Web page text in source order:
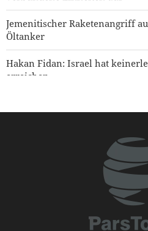
Jemenitischer Raketenangriff
Öltanker
Hakan Fidan: Israel hat
erreichen
der Verschwörungen der
Präsident Pezeshkian: Iran
der palästinensischen Führer
Söldner mit ballistischen